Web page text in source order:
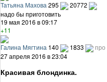
Татьяна Махова 295
20772
надо бы приготовить
19 мая 2016 в 09:17
+11
Галина Мягтина 140 1833 про
27 апреля 2016 в 23:04
Красивая блондинка.